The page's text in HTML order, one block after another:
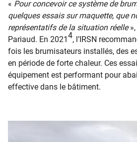
« Pour concevoir ce système de
quelques essais sur maquette, que
représentatifs de la situation réelle»,
Pariaud. En 20214, l’IRSN
fois les brumisateurs installés, des
en période de forte chaleur. Ces
équipement est performant pour
effective dans le bâtiment.